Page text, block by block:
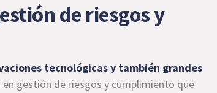
de riesgos y
tecnológicas y también grandes
en gestión de riesgos y cumplimiento que